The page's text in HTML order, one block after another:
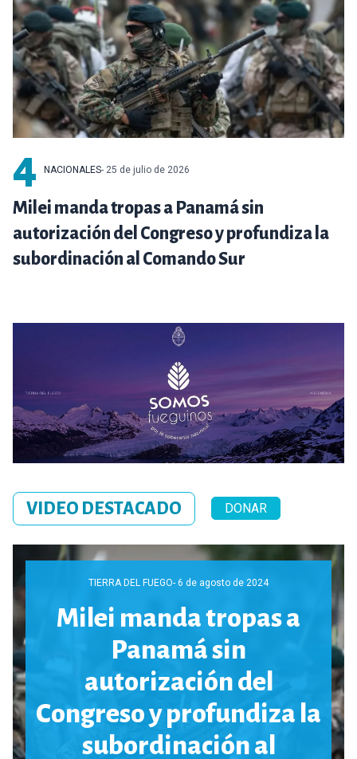
4 NACIONALES- 25 de julio de 2026
Milei manda tropas a Panamá sin
autorización del Congreso y profundiza la
subordinación al Comando Sur
VIDEO DESTACADO DONAR
TIERRA DEL FUEGO- 6 de agosto de 2024
Milei manda tropas a
Panamá sin
autorización del
Congreso y profundiza la
subordinación al